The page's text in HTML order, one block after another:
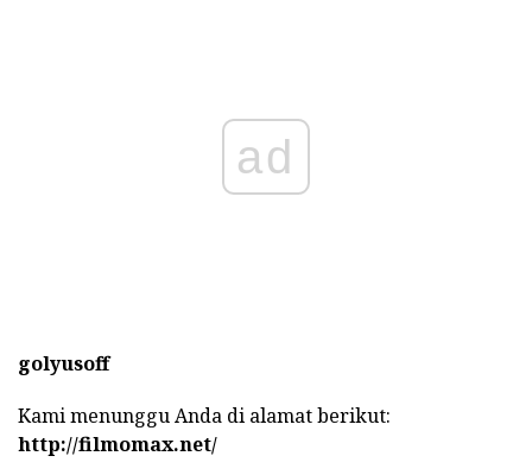
ad
golyusoff
Kami menunggu Anda di alamat berikut:
http://filmomax.net/